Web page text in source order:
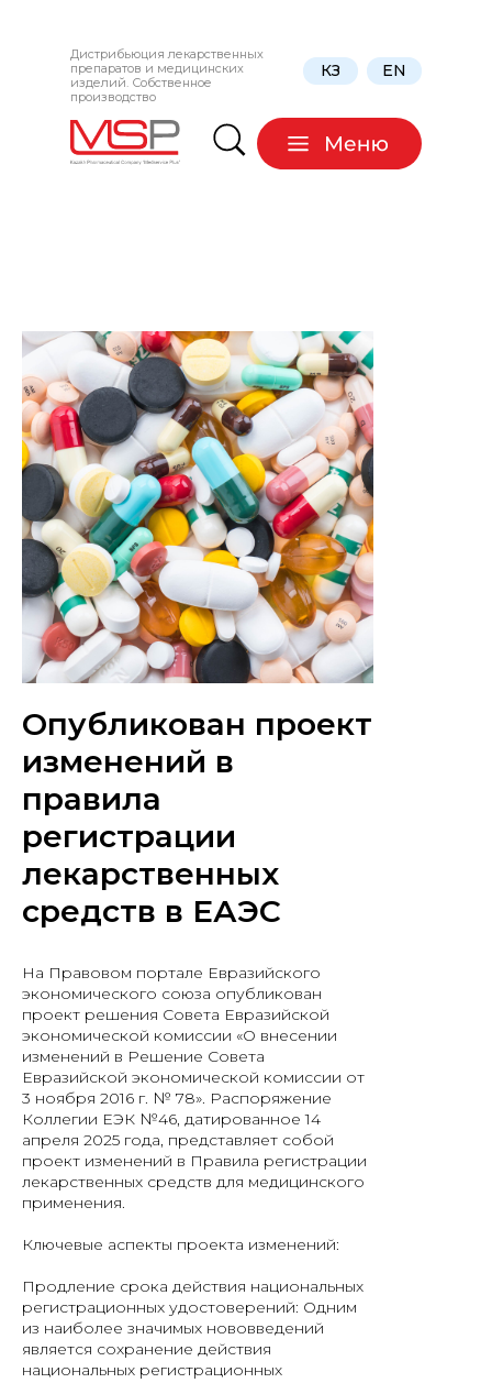
Дистрибьюция лекарственных
препаратов и медицинских
изделий. Собственное
производство
КЗ EN
Опубликован проект
изменений в
правила
регистрации
лекарственных
средств в ЕАЭС
На Правовом портале Евразийского
экономического союза опубликован
проект решения Совета Евразийской
экономической комиссии «О внесении
изменений в Решение Совета
Евразийской экономической комиссии от
3 ноября 2016 г. № 78». Распоряжение
Коллегии ЕЭК №46, датированное 14
апреля 2025 года, представляет собой
проект изменений в Правила регистрации
лекарственных средств для медицинского
применения.
Ключевые аспекты проекта изменений:
Продление срока действия национальных
регистрационных удостоверений: Одним
из наиболее значимых нововведений
является сохранение действия
национальных регистрационных